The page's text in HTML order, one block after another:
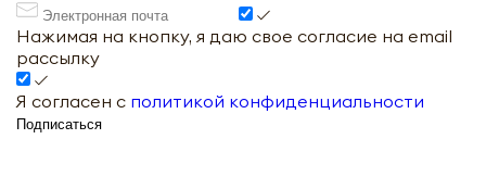
Нажимая на кнопку, я даю свое согласие на email
рассылку
Я согласен с политикой конфиденциальности
Подписаться